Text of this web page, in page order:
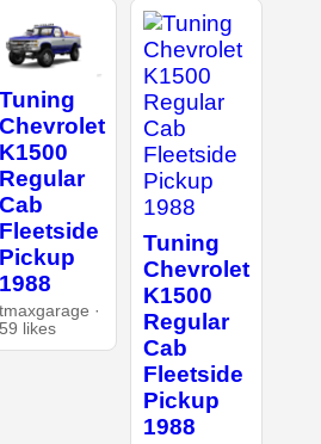
Tuning
Chevrolet
K1500
Regular
Cab
Fleetside
Pickup
1988
tmaxgarage ·
59 likes
Tuning
Chevrolet
K1500
Regular
Cab
Fleetside
Pickup
1988